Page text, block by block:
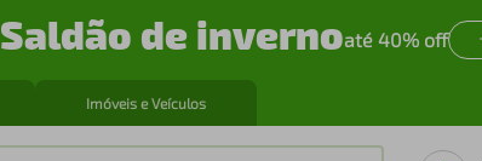
Saldão de invernoaté 40% off
Imóveis e Veículos